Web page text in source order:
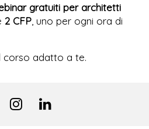
gratuiti per architetti
2 CFP , uno per ogni ora di
corso adatto a te.